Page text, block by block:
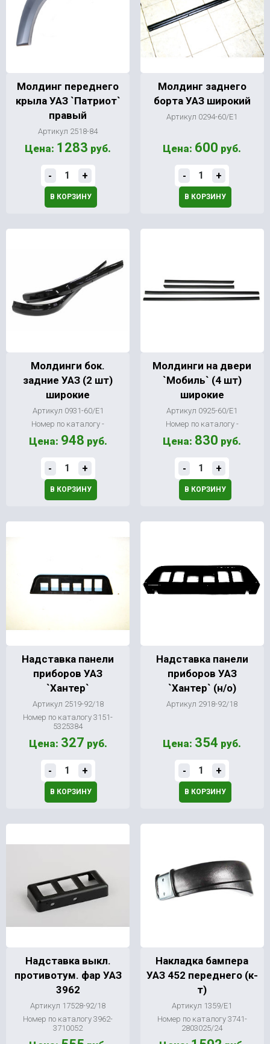
Молдинг переднего
крыла УАЗ `Патриот`
правый
Артикул 2518-84
Цена: 1283 руб.
- +
В КОРЗИНУ
Молдинг заднего
борта УАЗ широкий
Артикул 0294-60/Е1
Цена: 600 руб.
- +
В КОРЗИНУ
Молдинги бок.
задние УАЗ (2 шт)
широкие
Артикул 0931-60/Е1
Номер по каталогу -
Цена: 948 руб.
- +
В КОРЗИНУ
Молдинги на двери
`Мобиль` (4 шт)
широкие
Артикул 0925-60/Е1
Номер по каталогу -
Цена: 830 руб.
- +
В КОРЗИНУ
Надставка панели
приборов УАЗ
`Хантер`
Артикул 2519-92/18
Номер по каталогу 3151-
5325384
Цена: 327 руб.
- +
В КОРЗИНУ
Надставка панели
приборов УАЗ
`Хантер` (н/о)
Артикул 2918-92/18
Цена: 354 руб.
- +
В КОРЗИНУ
Надставка выкл.
противотум. фар УАЗ
3962
Артикул 17528-92/18
Номер по каталогу 3962-
3710052
Накладка бампера
УАЗ 452 переднего (к-
т)
Артикул 1359/Е1
Номер по каталогу 3741-
2803025/24